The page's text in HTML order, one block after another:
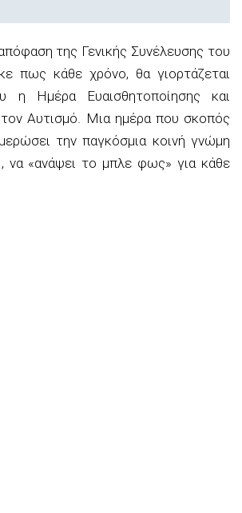
της Γενικής Συνέλευσης του
πως κάθε χρόνο, θα γιορτάζεται
η Ημέρα Ευαισθητοποίησης και
Αυτισμό. Μια ημέρα που σκοπός
την παγκόσμια κοινή γνώμη
να «ανάψει το μπλε φως» για κάθε